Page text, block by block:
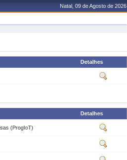
Natal, 09 de Agosto de 2026
Detalhes
Detalhes
(ProgIoT)